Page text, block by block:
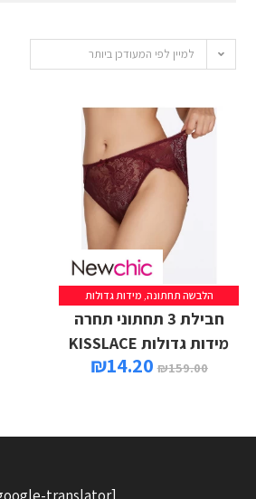
למיין לפי המעודכן ביותר
הלבשה תחתונה, מידות גדולות
חבילת 3 תחתוני תחרה
מידות גדולות KISSLACE
₪159.00
₪14.20
[google-translator]